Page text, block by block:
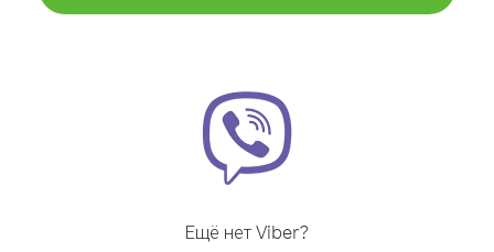
Ещё нет Viber?